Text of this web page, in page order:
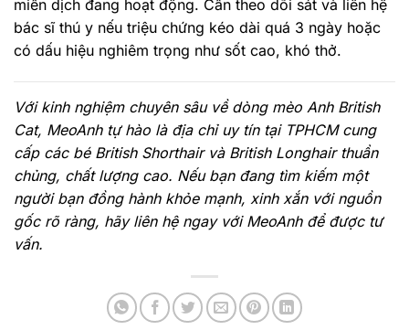
miễn dịch đang hoạt động. Cần theo dõi sát và liên hệ
bác sĩ thú y nếu triệu chứng kéo dài quá 3 ngày hoặc
có dấu hiệu nghiêm trọng như sốt cao, khó thở.
Với kinh nghiệm chuyên sâu về dòng mèo Anh British
Cat, MeoAnh tự hào là địa chỉ uy tín tại TPHCM cung
cấp các bé British Shorthair và British Longhair thuần
chủng, chất lượng cao. Nếu bạn đang tìm kiếm một
người bạn đồng hành khỏe mạnh, xinh xắn với nguồn
gốc rõ ràng, hãy liên hệ ngay với MeoAnh để được tư
vấn.